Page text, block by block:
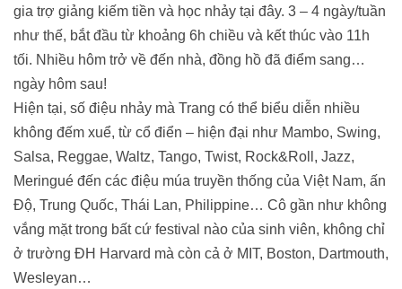
gia trợ giảng kiếm tiền và học nhảy tại đây. 3 – 4 ngày/tuần
như thế, bắt đầu từ khoảng 6h chiều và kết thúc vào 11h
tối. Nhiều hôm trở về đến nhà, đồng hồ đã điểm sang…
ngày hôm sau!
Hiện tại, số điệu nhảy mà Trang có thể biểu diễn nhiều
không đếm xuể, từ cổ điển – hiện đại như Mambo, Swing,
Salsa, Reggae, Waltz, Tango, Twist, Rock&Roll, Jazz,
Meringué đến các điệu múa truyền thống của Việt Nam, ấn
Độ, Trung Quốc, Thái Lan, Philippine… Cô gần như không
vắng mặt trong bất cứ festival nào của sinh viên, không chỉ
ở trường ĐH Harvard mà còn cả ở MIT, Boston, Dartmouth,
Wesleyan…